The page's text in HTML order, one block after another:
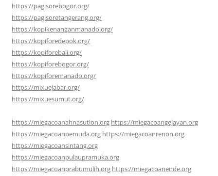
https://pagisorebogor.org/
https://pagisoretangerang.org/
https://kopikenanganmanado.org/
https://kopiforedepok.org/
https://kopiforebali.org/
https://kopiforebogor.org/
https://kopiforemanado.org/
https://mixuejabar.org/
https://mixuesumut.org/
https://miegacoanahnasution.org https://miegacoangejayan.org
https://miegacoanpemuda.org https://miegacoanrenon.org
https://miegacoansintang.org
https://miegacoanpulaupramuka.org
https://miegacoanprabumulih.org https://miegacoanende.org